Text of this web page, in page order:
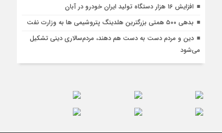
افزایش 16 هزار دستگاه تولید ایران خودرو در آبان
بدهی ۵۰۰ همتی بزرگترین هلدینگ پتروشیمی ها به وزارت نفت
دین و مردم دست به‌ دست هم دهند، مردم‌سالاری دینی تشکیل
می‌شود